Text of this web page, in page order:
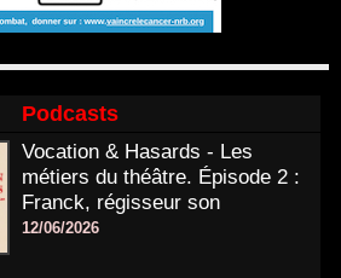
Podcasts
Vocation & Hasards - Les
métiers du théâtre. Épisode 2 :
Franck, régisseur son
12/06/2026